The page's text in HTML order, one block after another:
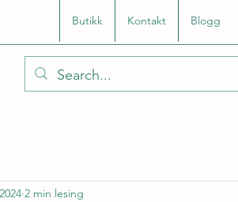
Butikk Kontakt Blogg
2 min lesing